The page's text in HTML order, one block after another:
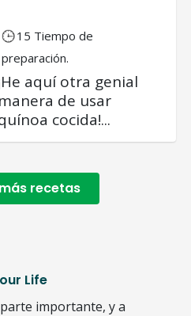
15 Tiempo de
preparación.
aquí otra genial
manera de usar
cocida!...
recetas
Life
importante, y a